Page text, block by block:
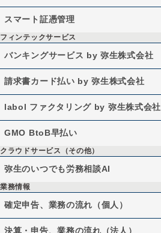
スマート証憑管理
フィンテックサービス
バンキングサービス by 弥生株式会社
請求書カード払い by 弥生株式会社
labol ファクタリング by 弥生株式会社
GMO BtoB早払い
クラウドサービス（その他）
弥生のいつでも労務相談AI
業務情報
確定申告、業務の流れ（個人）
決算・申告、業務の流れ（法人）